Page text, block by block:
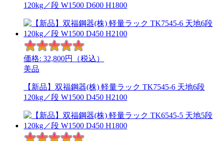
120kg／段 W1500 D600 H1800
価格: 32,800円（税込）
美品
【新品】双福鋼器(株) 軽量ラック TK7545-6 天地6段
120kg／段 W1500 D450 H2100